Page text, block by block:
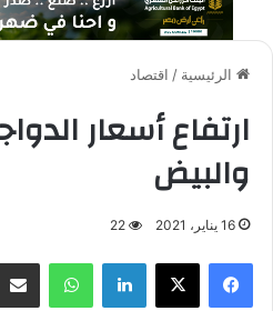
الرئيسية / اقتصاد
ارتفاع أسعار
والبيض
16 يناير، 2021 22
فيسبوك X لينكدإن واتساب